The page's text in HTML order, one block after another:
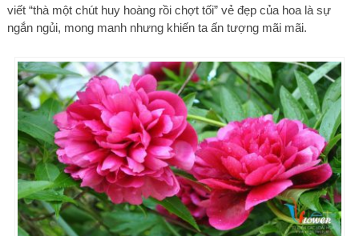
viết “thà một chút huy hoàng rồi chợt tối” vẻ đẹp của hoa là sự
ngắn ngủi, mong manh nhưng khiến ta ấn tượng mãi mãi.